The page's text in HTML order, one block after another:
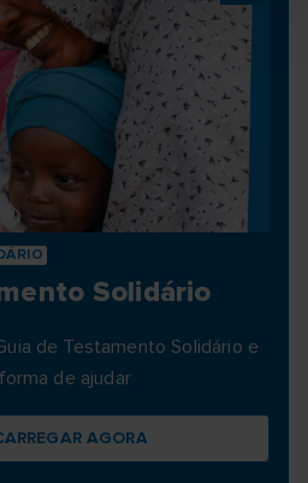
Solidário
de Testamento Solidário e
de ajudar
AGORA